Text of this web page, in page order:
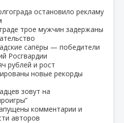
остановило рекламу
трое мужчин задержаны
сапёры — победители
Росгвардии
рублей и рост
новые рекорды
зовут на
комментарии и
авторов